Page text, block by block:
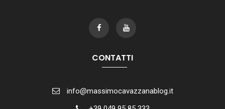
CONTATTI
info@massimocavazzanablog.it